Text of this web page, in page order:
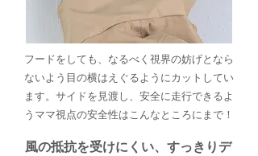
フードをしても、なるべく視界の妨げとなら
ないよう目の横はえぐるようにカットしてい
ます。サイドを見渡し、安全に走行できるよ
うママ視点の安全性はこんなところにまで！
風の抵抗を受けにくい、すっきりデ